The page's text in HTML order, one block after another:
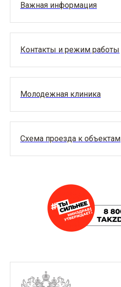
Важная информация
Контакты и режим работы
Молодежная клиника
Схема проезда к объектам